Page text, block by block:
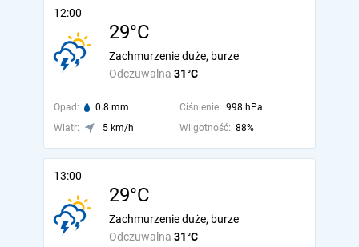
12:00
29°C
Odczuwalna 31°C
Zachmurzenie duże, burze
Opad: 0.8 mm Ciśnienie: 998 hPa
Wiatr:
5 km/h Wilgotność: 88%
13:00
29°C
Odczuwalna 31°C
Zachmurzenie duże, burze